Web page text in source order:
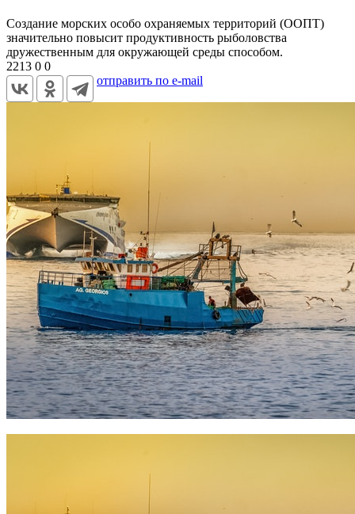
Создание морских особо охраняемых территорий (ООПТ)
значительно повысит продуктивность рыболовства
дружественным для окружающей среды способом.
2213 0 0
отправить по e-mail